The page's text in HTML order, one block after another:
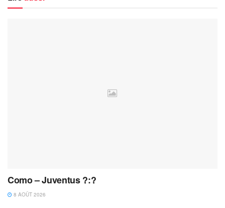
Como – Juventus ?:?
8 AOÛT 2026